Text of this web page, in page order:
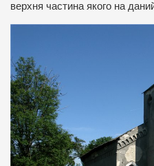
верхня частина якого на